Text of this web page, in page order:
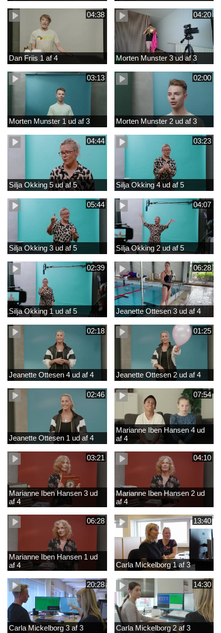
04:38
Dan Friis 1 af 4
04:20
Morten Munster 3 ud af 3
03:13
Morten Munster 1 ud af 3
02:00
Morten Munster 2 ud af 3
04:44
Silja Okking 5 ud af 5
03:23
Silja Okking 4 ud af 5
05:44
Silja Okking 3 ud af 5
04:07
Silja Okking 2 ud af 5
02:39
Silja Okking 1 ud af 5
06:28
Jeanette Ottesen 3 ud af 4
02:18
Jeanette Ottesen 4 ud af 4
01:25
Jeanette Ottesen 2 ud af 4
02:46
Jeanette Ottesen 1 ud af 4
07:54
Marianne Iben Hansen 4 ud
af 4
03:21
Marianne Iben Hansen 3 ud
af 4
04:10
Marianne Iben Hansen 2 ud
af 4
06:28
Marianne Iben Hansen 1 ud
af 4
13:40
Carla Mickelborg 1 af 3
20:28
Carla Mickelborg 3 af 3
14:30
Carla Mickelborg 2 af 3